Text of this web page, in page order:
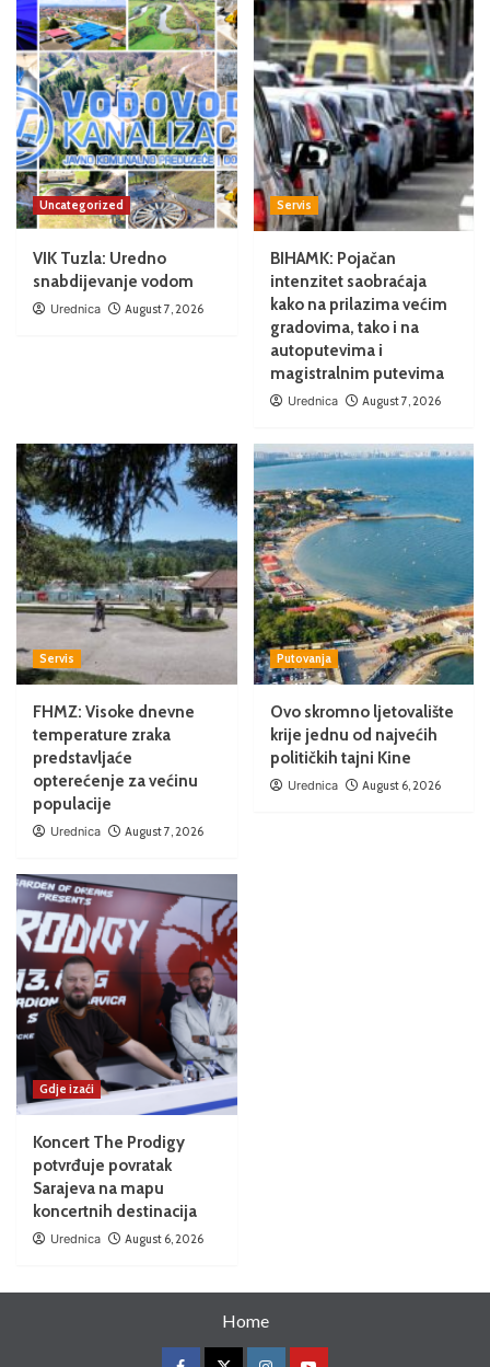
Uncategorized
VIK Tuzla: Uredno
snabdijevanje vodom
Urednica August 7, 2026
Servis
BIHAMK: Pojačan
intenzitet saobraćaja
kako na prilazima većim
gradovima, tako i na
autoputevima i
magistralnim putevima
Urednica August 7, 2026
Servis
FHMZ: Visoke dnevne
temperature zraka
predstavljaće
opterećenje za većinu
populacije
Urednica August 7, 2026
Putovanja
Ovo skromno ljetovalište
krije jednu od najvećih
političkih tajni Kine
Urednica August 6, 2026
Gdje izaći
Koncert The Prodigy
potvrđuje povratak
Sarajeva na mapu
koncertnih destinacija
Urednica August 6, 2026
Home